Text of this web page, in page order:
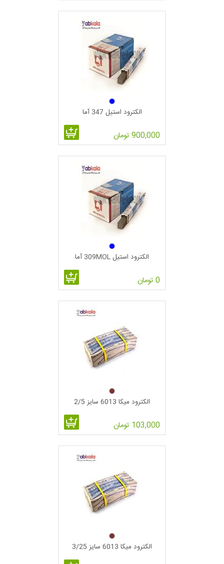
الکترود استیل 347 آما
900,000 تومان
الکترود استیل 309MOL آما
0 تومان
الکترود میکا 6013 سایز 2/5
103,000 تومان
الکترود میکا 6013 سایز 3/25